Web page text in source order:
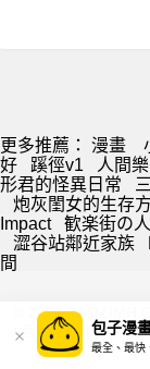
更多推薦： 漫畫
好
蹊徑v1 人間
形君的怪異日常
炮灰閨女的生存
Impact
歓楽街の
澀谷站鄰近家族
間
包子漫
最全、最快
© 2026
s@baozimh.com